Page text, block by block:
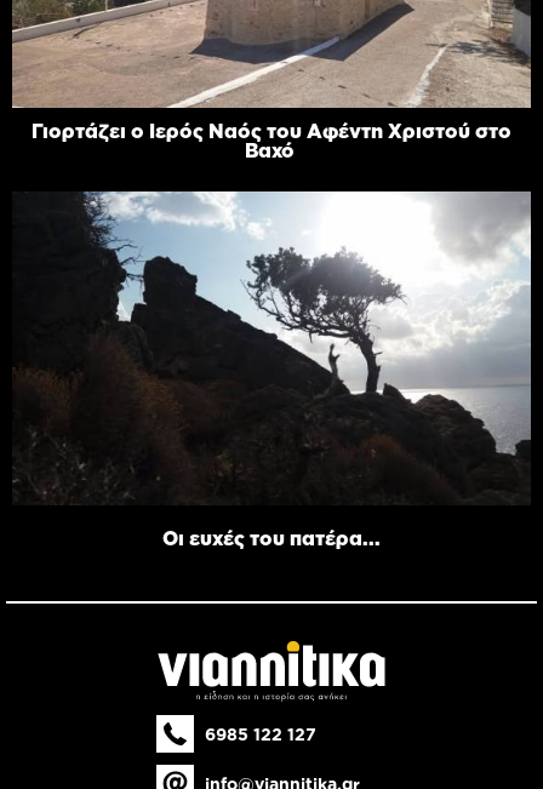
Γιορτάζει ο Ιερός Ναός του Αφέντη Χριστού στο
Βαχό
Οι ευχές του πατέρα...
6985 122 127
info@viannitika.gr